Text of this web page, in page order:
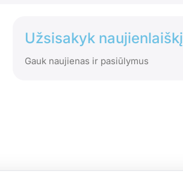
Užsisakyk naujienlaiškį
Gauk naujienas ir pasiūlymus